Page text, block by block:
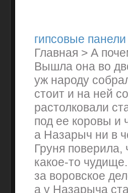
гипсовые
Главная > А
Вышла она во
уж народу
стоит и на ней
растолковали
под ее коровы и
а Назарыч ни в
Груня
какое-то
за воровское
а у Назарыча